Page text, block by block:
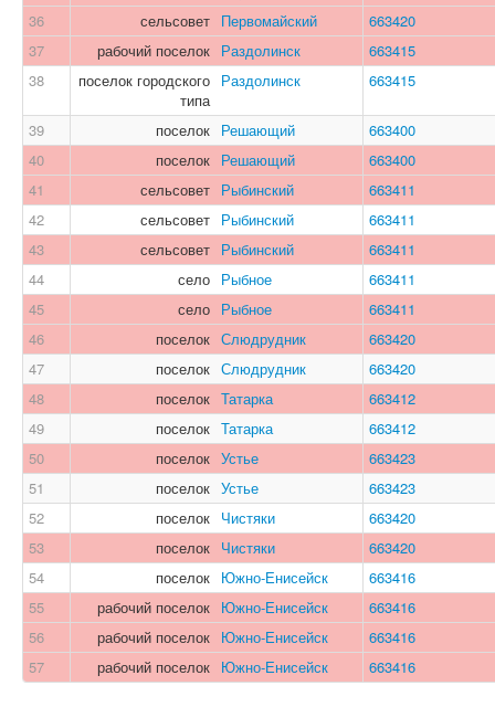
36
сельсовет Первомайский
663420
37
рабочий поселок Раздолинск
663415
38
поселок городского
типа
Раздолинск 663415
39 поселок Решающий
663400
40
поселок Решающий
663400
41
сельсовет Рыбинский
663411
42
сельсовет Рыбинский
663411
43
сельсовет Рыбинский
663411
44
село Рыбное
663411
45
село Рыбное
663411
46
поселок Слюдрудник
663420
47
поселок Слюдрудник
663420
48
поселок Татарка
663412
49
поселок Татарка
663412
50
поселок Устье
663423
51
поселок Устье
663423
52
поселок Чистяки
663420
53
поселок Чистяки
663420
54
поселок Южно-Енисейск
663416
55
рабочий поселок Южно-Енисейск
663416
56
рабочий поселок Южно-Енисейск
663416
57
рабочий поселок Южно-Енисейск 663416